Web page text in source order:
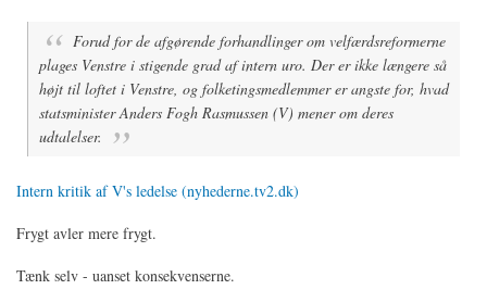
Forud for de afgørende forhandlinger om velfærdsreformerne
plages Venstre i stigende grad af intern uro. Der er ikke længere så
højt til loftet i Venstre, og folketingsmedlemmer er angste for, hvad
statsminister Anders Fogh Rasmussen (V) mener om deres
udtalelser.
Intern kritik af V's ledelse (nyhederne.tv2.dk)
Frygt avler mere frygt.
Tænk selv - uanset konsekvenserne.